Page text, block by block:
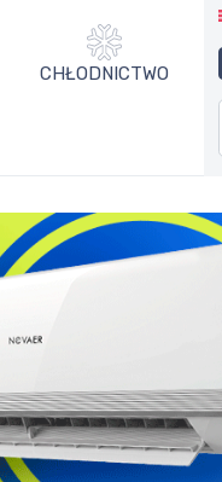
CHŁODNICTWO